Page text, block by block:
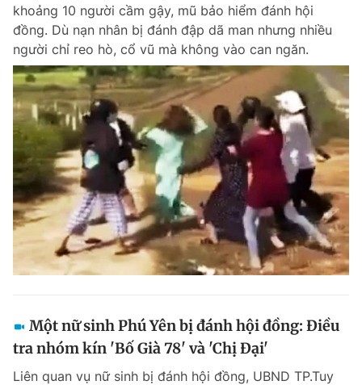
khoảng 10 người cầm gậy, mũ bảo hiểm đánh hội
đồng. Dù nạn nhân bị đánh đập dã man nhưng nhiều
người chỉ reo hò, cổ vũ mà không vào can ngăn.
Một nữ sinh Phú Yên bị đánh hội đồng: Điều
tra nhóm kín 'Bố Già 78' và 'Chị Đại'
Liên quan vụ nữ sinh bị đánh hội đồng, UBND TP.Tuy